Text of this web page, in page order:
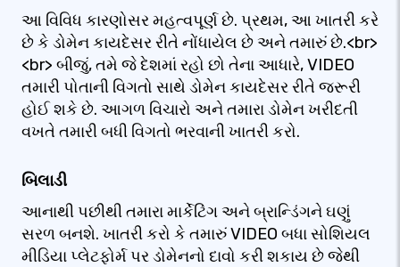
આ વિવિધ કારણોસર મહત્વપૂર્ણ છે. પ્રથમ, આ ખાતરી કરે
છે કે ડોમેન કાયદેસર રીતે નોંધાયેલ છે અને તમારું છે.<br>
<br> બીજું, તમે જે દેશમાં રહો છો તેના આધારે, VIDEO
તમારી પોતાની વિગતો સાથે ડોમેન કાયદેસર રીતે જરૂરી
હોઈ શકે છે. આગળ વિચારો અને તમારા ડોમેન ખરીદતી
વખતે તમારી બધી વિગતો ભરવાની ખાતરી કરો.
બિલાડી
આનાથી પછીથી તમારા માર્કેટિંગ અને બ્રાન્ડિંગને ઘણું
સરળ બનશે. ખાતરી કરો કે તમારું VIDEO બધા સોશિયલ
મીડિયા પ્લેટફોર્મ પર ડોમેનનો દાવો કરી શકાય છે જેથી